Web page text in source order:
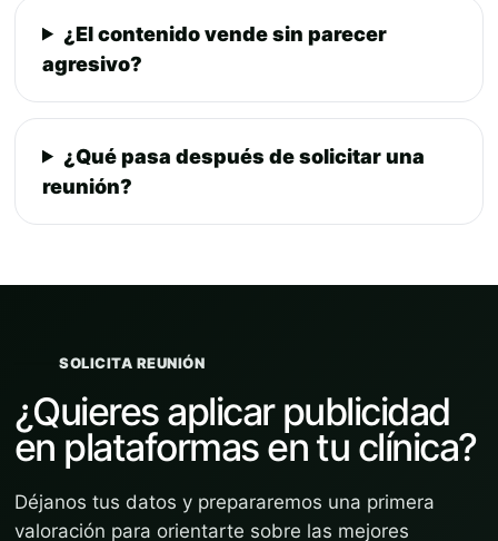
¿El contenido vende sin parecer
agresivo?
¿Qué pasa después de solicitar una
reunión?
SOLICITA REUNIÓN
¿Quieres aplicar publicidad
en plataformas en tu clínica?
Déjanos tus datos y prepararemos una primera
valoración para orientarte sobre las mejores